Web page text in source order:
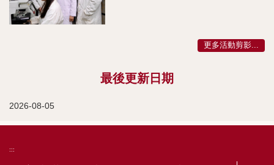
更多活動剪影...
最後更新日期
2026-08-05
:::